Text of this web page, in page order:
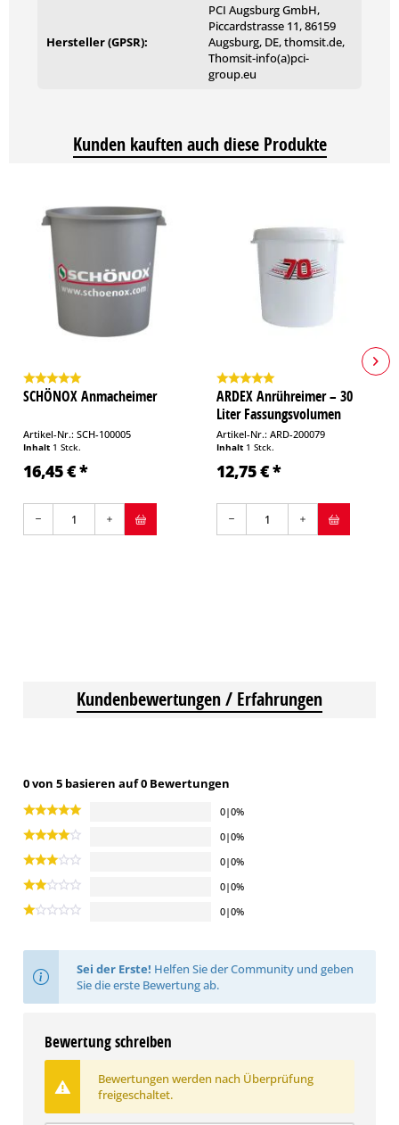
Hersteller (GPSR):
PCI Augsburg GmbH,
Piccardstrasse 11, 86159
Augsburg, DE, thomsit.de,
Thomsit-info(a)pci-
group.eu
Kunden kauften auch diese Produkte
SCHÖNOX Anmacheimer
Artikel-Nr.: SCH-100005
Inhalt 1 Stck.
16,45 € *
ARDEX Anrühreimer – 30
Liter Fassungsvolumen
Artikel-Nr.: ARD-200079
Inhalt 1 Stck.
12,75 € *
Kundenbewertungen / Erfahrungen
0 von 5 basieren auf 0 Bewertungen
0|0%
0|0%
0|0%
0|0%
0|0%
Sei der Erste! Helfen Sie der Community und geben
Sie die erste Bewertung ab.
Bewertung schreiben
Bewertungen werden nach Überprüfung
freigeschaltet.